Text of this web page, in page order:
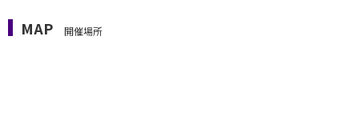
MAP 開催場所